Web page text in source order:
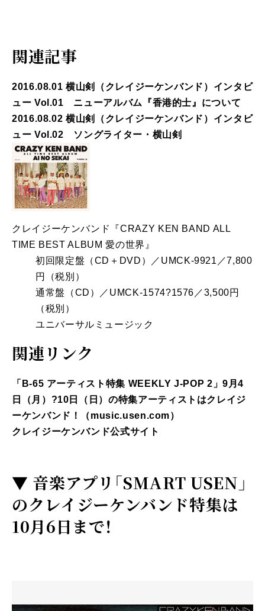
関連記事
2016.08.01 横山剣（クレイジーケンバンド）インタビ
ュー Vol.01 ニューアルバム『香港的士』について
2016.08.02 横山剣（クレイジーケンバンド）インタビ
ュー Vol.02 ソングライター・横山剣
クレイジーケンバンド『CRAZY KEN BAND ALL
TIME BEST ALBUM 愛の世界』
初回限定盤（CD＋DVD）／UMCK-9921／7,800
円（税別）
通常盤（CD）／UMCK-1574?1576／3,500円
（税別）
ユニバーサルミュージック
関連リンク
「B-65 アーティスト特集 WEEKLY J-POP 2」9月4
日（月）?10日（日）の特集アーティストはクレイジ
ーケンバンド！（music.usen.com）
クレイジーケンバンド公式サイト
▼ 音楽アプリ「SMART USEN」
のクレイジーケンバンド特集は
10月6日まで！